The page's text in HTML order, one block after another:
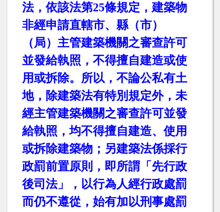
法，依該法第25條規定，建築物
非經申請直轄市、縣（市）
（局）主管建築機關之審查許可
並發給執照，不得擅自建造或使
用或拆除。所以，不論公私有土
地，除建築法有特別規定外，未
經主管建築機關之審查許可並發
給執照，均不得擅自建造、使用
或拆除建築物；另建築法係採行
政罰前置原則，即所謂「先行政
後司法」，以行為人經行政處罰
而仍不遵從，始有加以刑事處罰